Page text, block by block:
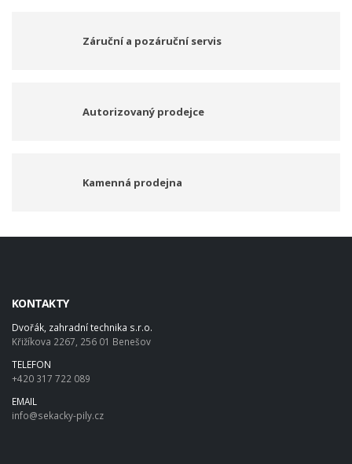
Záruční a pozáruční servis
Autorizovaný prodejce
Kamenná prodejna
KONTAKTY
Dvořák, zahradní technika s.r.o.
Křižíkova 2267, 256 01 Benešov
TELEFON
+420 317 722 089
EMAIL
info@sekacky-pily.cz